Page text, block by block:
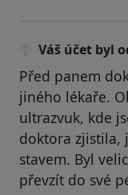
Váš účet byl
Před panem
jiného lékaře.
ultrazvuk, kde
doktora zjistila,
stavem. Byl
převzít do své